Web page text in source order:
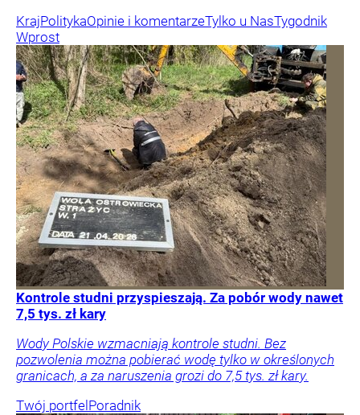
KrajPolitykaOpinie i komentarzeTylko u NasTygodnik
Wprost
Kontrole studni przyspieszają. Za pobór wody nawet
7,5 tys. zł kary
Wody Polskie wzmacniają kontrole studni. Bez
pozwolenia można pobierać wodę tylko w określonych
granicach, a za naruszenia grozi do 7,5 tys. zł kary.
Twój portfelPoradnik